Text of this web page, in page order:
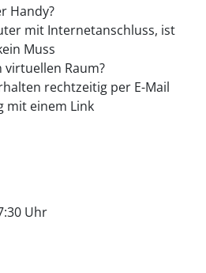
Handy?
mit Internetanschluss, ist
Muss
virtuellen Raum?
rechtzeitig per E-Mail
mit einem Link
Uhr